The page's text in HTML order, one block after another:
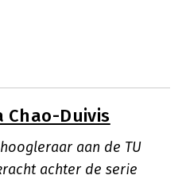
Chao-Duivis
aan de TU
achter de serie